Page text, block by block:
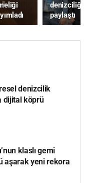
paylaştı
denizcilik
dijital köprü
klaslı gemi
aşarak yeni rekora